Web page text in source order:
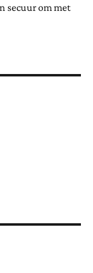
secuur om met